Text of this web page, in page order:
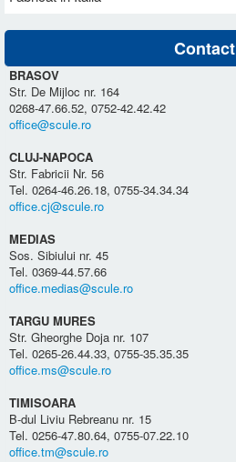
Contact
BRASOV
Str. De Mijloc nr. 164
0268-47.66.52, 0752-42.42.42
office@scule.ro
CLUJ-NAPOCA
Str. Fabricii Nr. 56
Tel. 0264-46.26.18, 0755-34.34.34
office.cj@scule.ro
MEDIAS
Sos. Sibiului nr. 45
Tel. 0369-44.57.66
office.medias@scule.ro
TARGU MURES
Str. Gheorghe Doja nr. 107
Tel. 0265-26.44.33, 0755-35.35.35
office.ms@scule.ro
TIMISOARA
B-dul Liviu Rebreanu nr. 15
Tel. 0256-47.80.64, 0755-07.22.10
office.tm@scule.ro